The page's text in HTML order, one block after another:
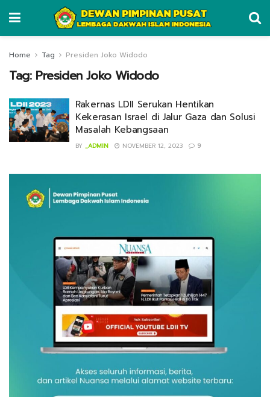
Home Tag Presiden Joko Widodo
Tag: Presiden Joko Widodo
Rakernas LDII Serukan Hentikan
Kekerasan Israel di Jalur Gaza dan Solusi
Masalah Kebangsaan
BY _ADMIN NOVEMBER 12, 2023 9